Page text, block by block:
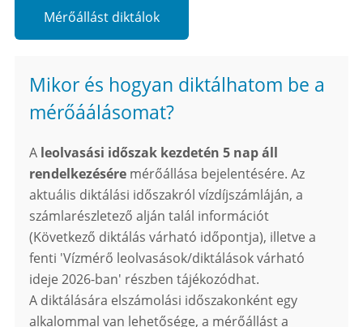
Mérőállást diktálok
Mikor és hogyan diktálhatom be a
mérőáálásomat?
A leolvasási időszak kezdetén 5 nap áll
rendelkezéséremérőállása bejelentésére. Az
aktuális diktálási időszakról vízdíjszámláján, a
számlarészletező alján talál információt
(Következő diktálás várható időpontja), illetve a
fenti 'Vízmérő leolvasások/diktálások várható
ideje 2026-ban' részben tájékozódhat.
A diktálására elszámolási időszakonként egy
alkalommal van lehetősége, a mérőállást a